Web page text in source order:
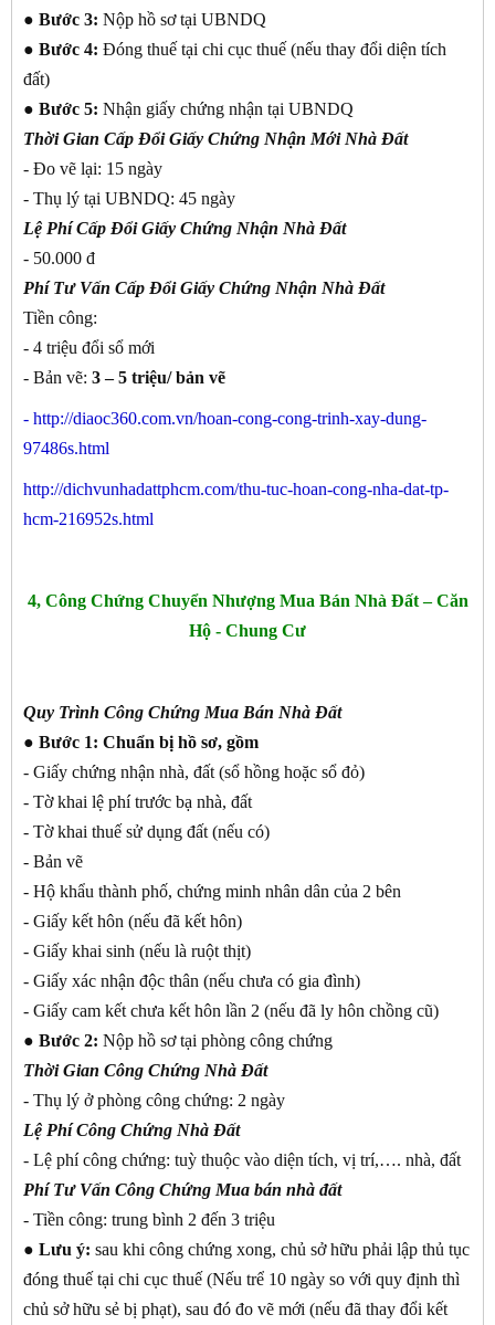
● Bước 3: Nộp hồ sơ tại UBNDQ
● Bước 4: Đóng thuế tại chi cục thuế (nếu thay đổi diện tích
đất)
● Bước 5: Nhận giấy chứng nhận tại UBNDQ
Thời Gian Cấp Đổi Giấy Chứng Nhận Mới Nhà Đất
- Đo vẽ lại: 15 ngày
- Thụ lý tại UBNDQ: 45 ngày
Lệ Phí Cấp Đổi Giấy Chứng Nhận Nhà Đất
- 50.000 đ
Phí Tư Vấn Cấp Đổi Giấy Chứng Nhận Nhà Đất
Tiền công:
- 4 triệu đổi sổ mới
- Bản vẽ: 3 – 5 triệu/ bản vẽ
- http://diaoc360.com.vn/hoan-cong-cong-trinh-xay-dung-
97486s.html
http://dichvunhadattphcm.com/thu-tuc-hoan-cong-nha-dat-tp-
hcm-216952s.html
4, Công Chứng Chuyển Nhượng Mua Bán Nhà Đất – Căn
Hộ - Chung Cư
Quy Trình Công Chứng Mua Bán Nhà Đất
● Bước 1: Chuẩn bị hồ sơ, gồm
- Giấy chứng nhận nhà, đất (sổ hồng hoặc sổ đỏ)
- Tờ khai lệ phí trước bạ nhà, đất
- Tờ khai thuế sử dụng đất (nếu có)
- Bản vẽ
- Hộ khẩu thành phố, chứng minh nhân dân của 2 bên
- Giấy kết hôn (nếu đã kết hôn)
- Giấy khai sinh (nếu là ruột thịt)
- Giấy xác nhận độc thân (nếu chưa có gia đình)
- Giấy cam kết chưa kết hôn lần 2 (nếu đã ly hôn chồng cũ)
● Bước 2: Nộp hồ sơ tại phòng công chứng
Thời Gian Công Chứng Nhà Đất
- Thụ lý ở phòng công chứng: 2 ngày
Lệ Phí Công Chứng Nhà Đất
- Lệ phí công chứng: tuỳ thuộc vào diện tích, vị trí,…. nhà, đất
Phí Tư Vấn Công Chứng Mua bán nhà đất
- Tiền công: trung bình 2 đến 3 triệu
● Lưu ý: sau khi công chứng xong, chủ sở hữu phải lập thủ tục
đóng thuế tại chi cục thuế (Nếu trể 10 ngày so với quy định thì
chủ sở hữu sẻ bị phạt), sau đó đo vẽ mới (nếu đã thay đổi kết